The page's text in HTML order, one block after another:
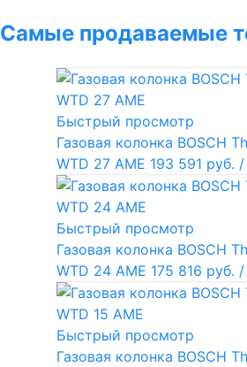
Самые продаваемые
Быстрый просмотр
Газовая колонка BOSCH
WTD 27 AME 193 591 руб.
Быстрый просмотр
Газовая колонка BOSCH
WTD 24 AME 175 816 руб.
Быстрый просмотр
Газовая колонка BOSCH